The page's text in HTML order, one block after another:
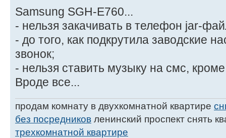
Samsung SGH-E760...
- нельзя закачивать в телефон jar-
- до того, как подкрутила заводские
звонок;
- нельзя ставить музыку на смс,
Вроде все...
продам комнату в двухкомнатной квартире
без посредников ленинский проспект снять
трехкомнатной квартире